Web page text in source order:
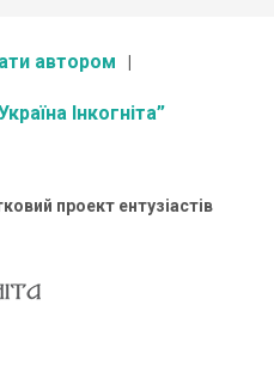
автором
Інкогніта”
проект ентузіастів